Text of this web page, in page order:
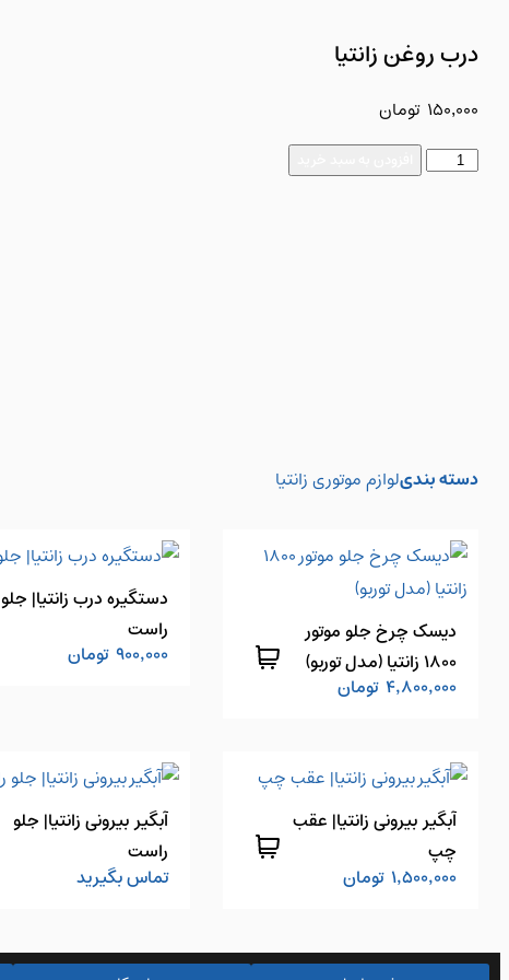
درب روغن زانتیا
150,000 تومان
دسته بندیلوازم موتوری زانتیا
دیسک چرخ جلو موتور
1800 زانتیا (مدل توربو)
4,800,000 تومان
دستگیره درب زانتیا| جلو
راست
900,000 تومان
آبگیر بیرونی زانتیا| عقب
چپ
1,500,000 تومان
آبگیر بیرونی زانتیا| جلو
راست
تماس بگیرید